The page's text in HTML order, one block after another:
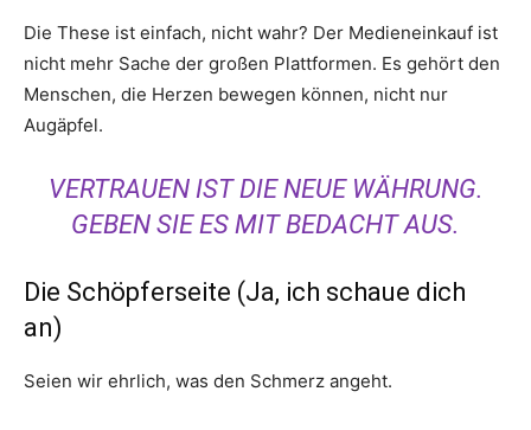
Die These ist einfach, nicht wahr? Der Medieneinkauf ist
nicht mehr Sache der großen Plattformen. Es gehört den
Menschen, die Herzen bewegen können, nicht nur
Augäpfel.
VERTRAUEN IST DIE NEUE WÄHRUNG.
GEBEN SIE ES MIT BEDACHT AUS.
Die Schöpferseite (Ja, ich schaue dich
an)
Seien wir ehrlich, was den Schmerz angeht.